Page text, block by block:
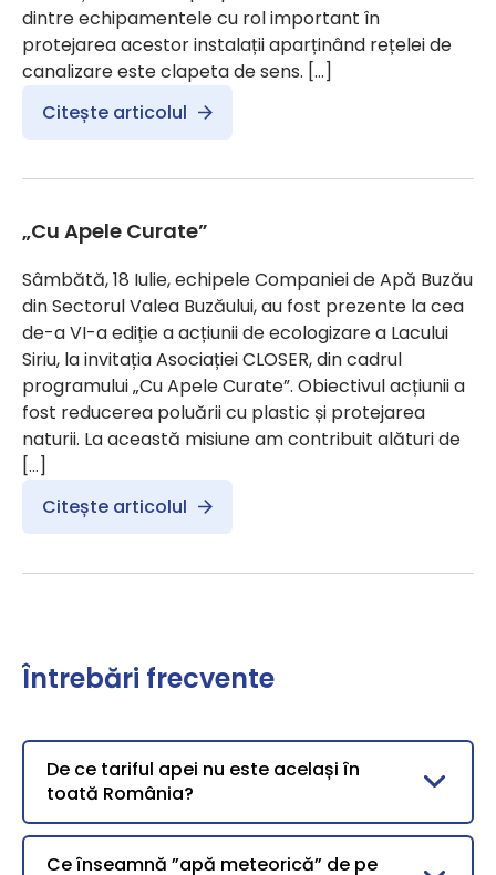
dintre echipamentele cu rol important în
protejarea acestor instalații aparținând rețelei de
canalizare este clapeta de sens. […]
Citește articolul
„Cu Apele Curate”
Sâmbătă, 18 Iulie, echipele Companiei de Apă Buzău
din Sectorul Valea Buzăului, au fost prezente la cea
de-a VI-a ediție a acțiunii de ecologizare a Lacului
Siriu, la invitația Asociației CLOSER, din cadrul
programului „Cu Apele Curate”. Obiectivul acțiunii a
fost reducerea poluării cu plastic și protejarea
naturii. La această misiune am contribuit alături de
[…]
Citește articolul
Întrebări frecvente
De ce tariful apei nu este același în
toată România?
Ce înseamnă ”apă meteorică” de pe